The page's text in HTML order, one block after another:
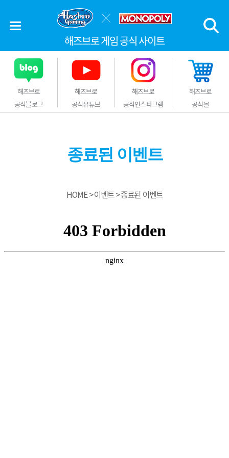
해즈브로 게임 공식 사이트
해즈브로
공식블로그
해즈브로
공식유튜브
해즈브로
공식인스타그램
해즈브로
공식몰
종료된 이벤트
HOME 이벤트 종료된 이벤트